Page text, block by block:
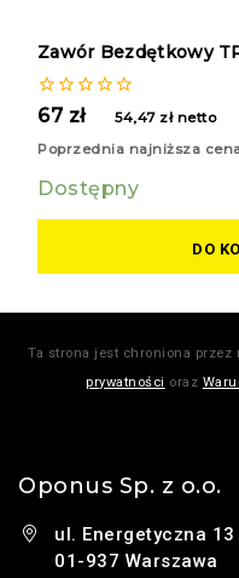
Zawór Bezdętkowy
0
5
67 zł 54,47 złnetto
Poprzednia najniższa
Dostępny
DO
Ta strona jest chroniona przez
prywatności oraz
Oponus Sp. z o.o.
ul. Energetyczna 13
01-937 Warszawa